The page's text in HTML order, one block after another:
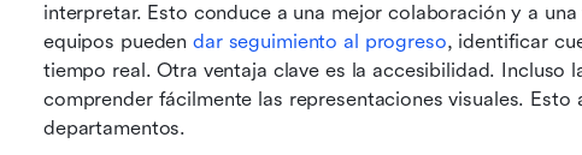
interpretar. Esto conduce a una mejor colaboración y a
equipos pueden dar seguimiento al progreso, identificar
tiempo real. Otra ventaja clave es la accesibilidad. Incluso
comprender fácilmente las representaciones visuales. Esto
departamentos.